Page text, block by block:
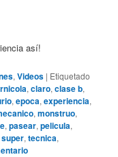
así!
,Videos | Etiquetado
,claro,clase b,
,epoca,experiencia,
,monstruo,
,pasear,pelicula,
super,tecnica,